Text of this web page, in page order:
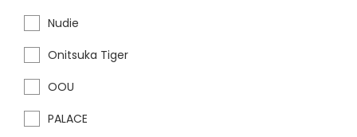
Nudie
Onitsuka Tiger
OOU
PALACE